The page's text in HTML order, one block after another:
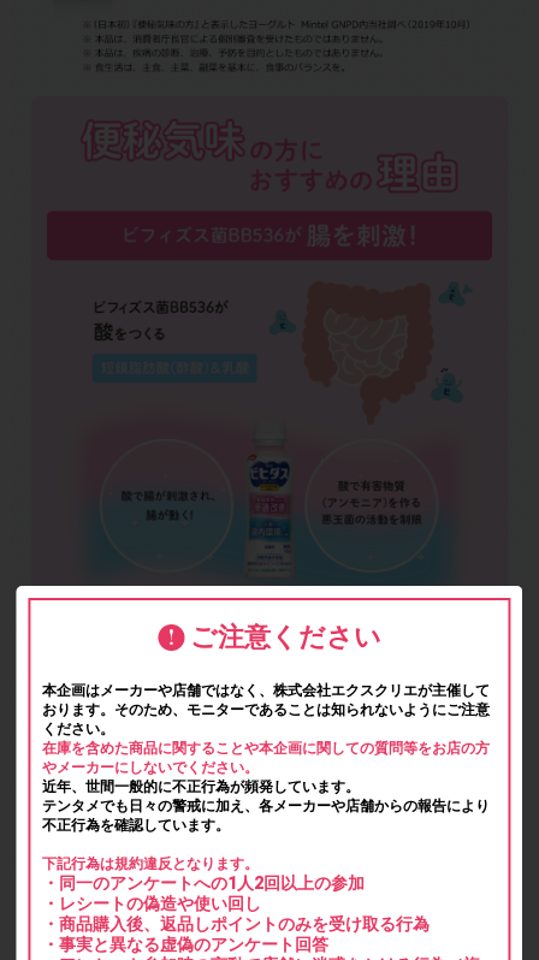
ご注意ください
本企画はメーカーや店舗ではなく、株式会社エクスクリエが主催して
おります。そのため、モニターであることは知られないようにご注意
ください。
在庫を含めた商品に関することや本企画に関しての質問等をお店の方
やメーカーにしないでください。
近年、世間一般的に不正行為が頻発しています。
テンタメでも日々の警戒に加え、各メーカーや店舗からの報告により
不正行為を確認しています。
下記行為は規約違反となります。
・同一のアンケートへの1人2回以上の参加
・レシートの偽造や使い回し
・商品購入後、返品しポイントのみを受け取る行為
・事実と異なる虚偽のアンケート回答